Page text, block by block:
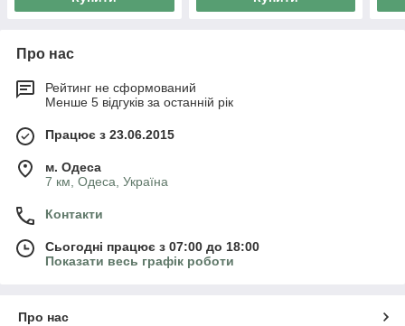
Про нас
Рейтинг не сформований
Менше 5 відгуків за останній рік
Працює з 23.06.2015
м. Одеса
7 км, Одеса, Україна
Контакти
Сьогодні працює з 07:00 до 18:00
Показати весь графік роботи
Про нас